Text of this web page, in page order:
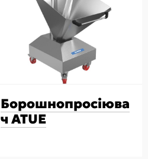
Борошнопросіюва
ч ATUE